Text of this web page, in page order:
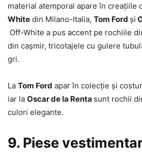
material atemporal apare în creațiile
White din Milano-Italia, Tom Ford și
Off-White a pus accent pe rochiile
din cașmir, tricotajele cu gulere
gri.
La Tom Ford apar în colecție și
iar la Oscar de la Renta sunt rochii
culori elegante.
9. Piese